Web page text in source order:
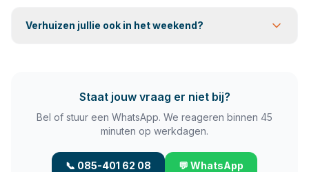
Verhuizen jullie ook in het weekend?
Staat jouw vraag er niet bij?
Bel of stuur een WhatsApp. We reageren binnen 45
minuten op werkdagen.
📞 085-401 62 08 💬 WhatsApp